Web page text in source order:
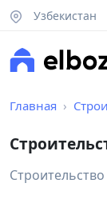
Узбекистан
Главная